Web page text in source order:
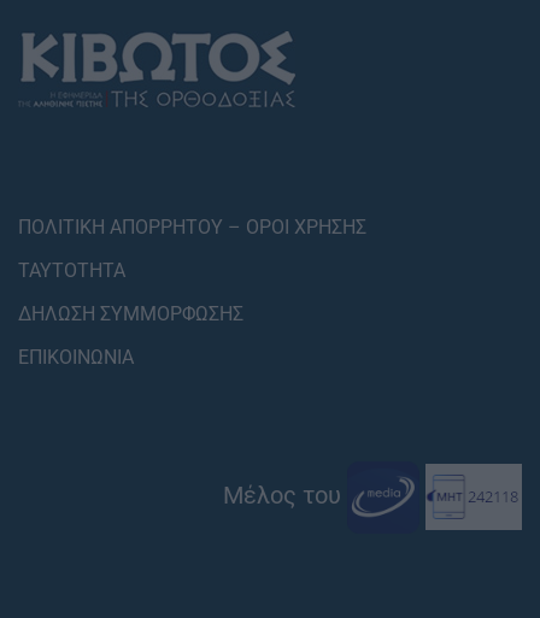
ΠΟΛΙΤΙΚΗ ΑΠΟΡΡΗΤΟΥ – ΟΡΟΙ ΧΡΗΣΗΣ
ΤΑΥΤΟΤΗΤΑ
ΔΗΛΩΣΗ ΣΥΜΜΟΡΦΩΣΗΣ
ΕΠΙΚΟΙΝΩΝΙΑ
Μέλος του